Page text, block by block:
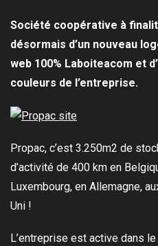
Société coopérative à
désormais d’un nouveau
web 100% Laboiteacom et
couleurs de l’entreprise.
Propac, c’est 3.250m2 de
d’activité de 400 km en
Luxembourg, en Allemagne,
Uni !
L’entreprise est active dans